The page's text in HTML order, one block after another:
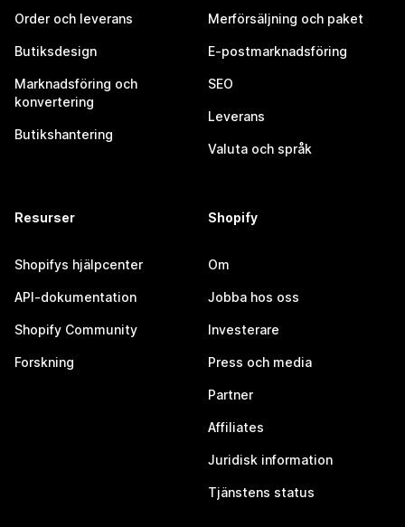
Order och leverans
Butiksdesign
Marknadsföring och
konvertering
Butikshantering
Merförsäljning och paket
E-postmarknadsföring
SEO
Leverans
Valuta och språk
Resurser
Shopifys hjälpcenter
API-dokumentation
Shopify Community
Forskning
Shopify
Om
Jobba hos oss
Investerare
Press och media
Partner
Affiliates
Juridisk information
Tjänstens status